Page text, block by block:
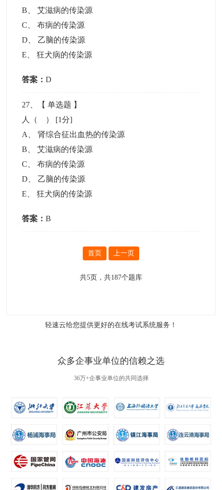
B 、艾滋病的传染源
C 、布病的传染源
D
乙脑的传染源
E 、狂犬病的传染源
答案：D
27 、【单选题 】
人（ ） [1分]
A
、肾综合征出血热的传染源
B 、艾滋病的传染源
C 、布病的传染源
D
乙脑的传染源
E 、狂犬病的传染源
答案：B
首页 上一页
共5页，共187个题库
轻速云给您提供更好的在线考试系统服务！
众多企事业单位的信赖之选
36万+企事业单位的共同选择